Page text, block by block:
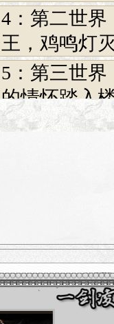
4：第二世
王，鸡鸣灯
5：第三世界
的情怀踏入
6：第四世
7：一剑凌